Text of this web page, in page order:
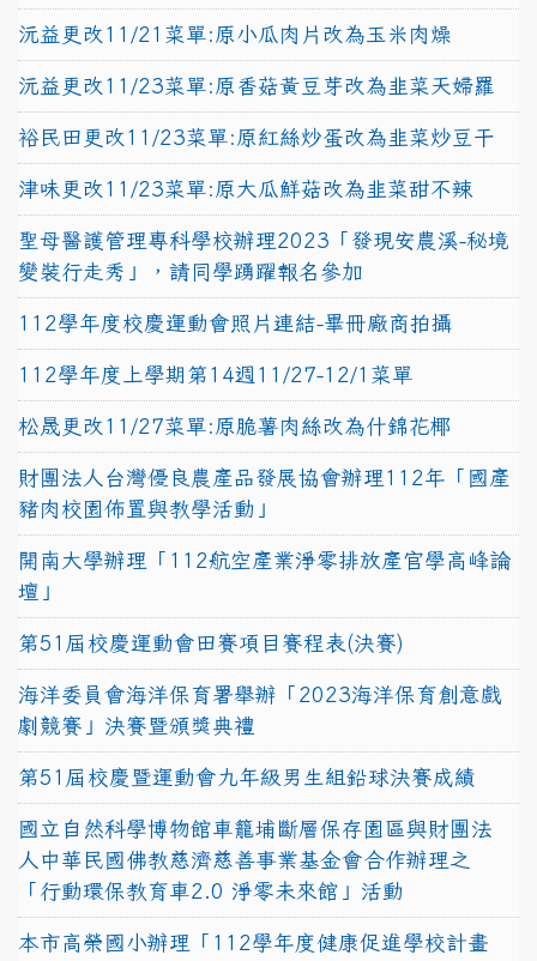
沅益更改11/21菜單:原小瓜肉片改為玉米肉燥
沅益更改11/23菜單:原香菇黃豆芽改為韭菜天婦羅
裕民田更改11/23菜單:原紅絲炒蛋改為韭菜炒豆干
津味更改11/23菜單:原大瓜鮮菇改為韭菜甜不辣
聖母醫護管理專科學校辦理2023「發現安農溪-秘境
變裝行走秀」，請同學踴躍報名參加
112學年度校慶運動會照片連結-畢冊廠商拍攝
112學年度上學期第14週11/27-12/1菜單
松晟更改11/27菜單:原脆薯肉絲改為什錦花椰
財團法人台灣優良農產品發展協會辦理112年「國產
豬肉校園佈置與教學活動」
開南大學辦理「112航空產業淨零排放產官學高峰論
壇」
第51屆校慶運動會田賽項目賽程表(決賽)
海洋委員會海洋保育署舉辦「2023海洋保育創意戲
劇競賽」決賽暨頒獎典禮
第51屆校慶暨運動會九年級男生組鉛球決賽成績
國立自然科學博物館車籠埔斷層保存園區與財團法
人中華民國佛教慈濟慈善事業基金會合作辦理之
「行動環保教育車2.0 淨零未來館」活動
本市高榮國小辦理「112學年度健康促進學校計畫